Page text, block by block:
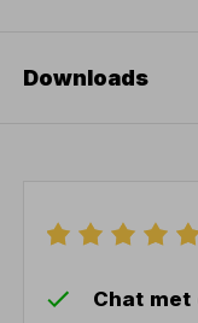
Downloads
Chat met